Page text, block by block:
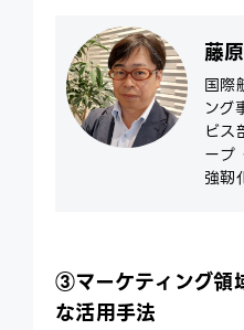
藤
国際
ング
ビス
ー
強靭
③マーケティング領
な活用手法